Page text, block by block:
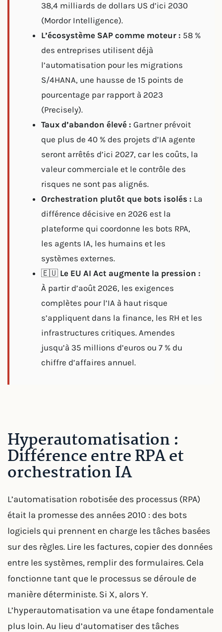
38,4 milliards de dollars US d’ici 2030
(Mordor Intelligence).
L’écosystème SAP comme moteur : 58 %
des entreprises utilisent déjà
l’automatisation pour les migrations
S/4HANA, une hausse de 15 points de
pourcentage par rapport à 2023
(Precisely).
Taux d’abandon élevé : Gartner prévoit
que plus de 40 % des projets d’IA agente
seront arrêtés d’ici 2027, car les coûts, la
valeur commerciale et le contrôle des
risques ne sont pas alignés.
Orchestration plutôt que bots isolés : La
différence décisive en 2026 est la
plateforme qui coordonne les bots RPA,
les agents IA, les humains et les
systèmes externes.
🇪🇺 Le EU AI Act augmente la pression :
À partir d’août 2026, les exigences
complètes pour l’IA à haut risque
s’appliquent dans la finance, les RH et les
infrastructures critiques. Amendes
jusqu’à 35 millions d’euros ou 7 % du
chiffre d’affaires annuel.
Hyperautomatisation :
Différence entre RPA et
orchestration IA
L’automatisation robotisée des processus (RPA)
était la promesse des années 2010 : des bots
logiciels qui prennent en charge les tâches basées
sur des règles. Lire les factures, copier des données
entre les systèmes, remplir des formulaires. Cela
fonctionne tant que le processus se déroule de
manière déterministe. Si X, alors Y.
L’hyperautomatisation va une étape fondamentale
plus loin. Au lieu d’automatiser des tâches